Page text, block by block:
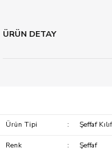
ÜRÜN DETAY
Ürün Tipi : Şeffaf
Renk : Şeffaf